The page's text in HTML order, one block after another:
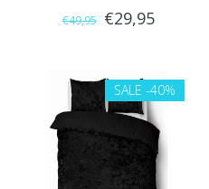
Grijs)
€49,95 €29,95
SALE -40%